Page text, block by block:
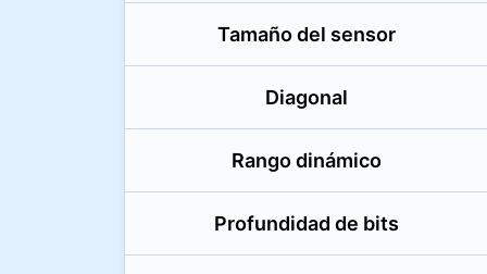
Tamaño del sensor
Diagonal
Rango dinámico
Profundidad de bits